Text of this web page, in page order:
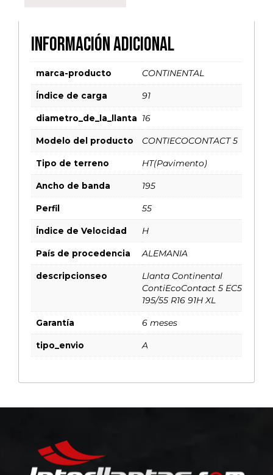
Información adicional
marca-producto CONTINENTAL
Índice de carga 91
diametro_de_la_llanta 16
Modelo del producto CONTIECOCONTACT 5
Tipo de terreno HT(Pavimento)
Ancho de banda 195
Perfil 55
Índice de Velocidad H
País de procedencia ALEMANIA
descripcionseo
Llanta Continental
ContiEcoContact 5 EC5
195/55 R16 91H XL
Garantía 6 meses
tipo_envio A